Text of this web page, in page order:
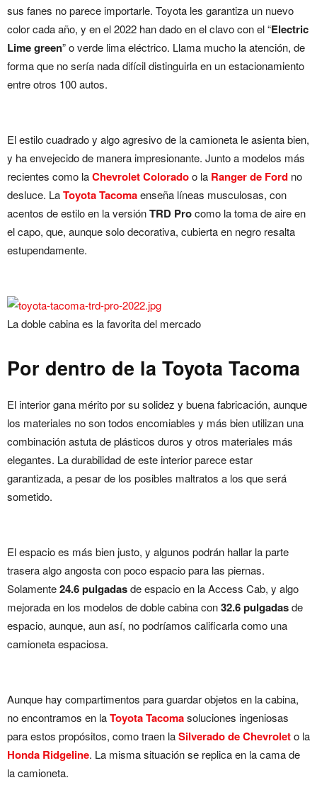
sus fanes no parece importarle. Toyota les garantiza un nuevo
color cada año, y en el 2022 han dado en el clavo con el “Electric
Lime green” o verde lima eléctrico. Llama mucho la atención, de
forma que no sería nada difícil distinguirla en un estacionamiento
entre otros 100 autos.
El estilo cuadrado y algo agresivo de la camioneta le asienta bien,
y ha envejecido de manera impresionante. Junto a modelos más
recientes como laChevrolet Coloradoo la Ranger de Ford no
desluce. LaToyota Tacomaenseña líneas musculosas, con
acentos de estilo en la versiónTRD Procomo la toma de aire en
el capo, que, aunque solo decorativa, cubierta en negro resalta
estupendamente.
La doble cabina es la favorita del mercado
Por dentro de la Toyota Tacoma
El interior gana mérito por su solidez y buena fabricación, aunque
los materiales no son todos encomiables y más bien utilizan una
combinación astuta de plásticos duros y otros materiales más
elegantes. La durabilidad de este interior parece estar
garantizada, a pesar de los posibles maltratos a los que será
sometido.
El espacio es más bien justo, y algunos podrán hallar la parte
trasera algo angosta con poco espacio para las piernas.
Solamente24.6 pulgadasde espacio en la Access Cab, y algo
mejorada en los modelos de doble cabina con32.6 pulgadasde
espacio, aunque, aun así, no podríamos calificarla como una
camioneta espaciosa.
Aunque hay compartimentos para guardar objetos en la cabina,
no encontramos en laToyota Tacomasoluciones ingeniosas
para estos propósitos, como traen laSilverado de Chevroleto la
Honda Ridgeline. La misma situación se replica en la cama de
la camioneta.